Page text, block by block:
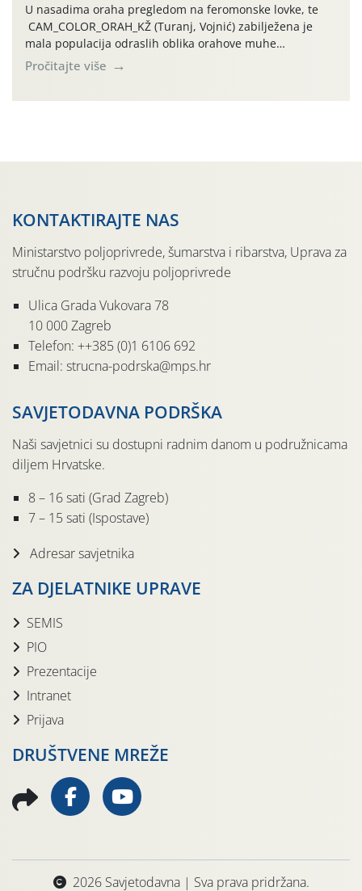
U nasadima oraha pregledom na feromonske lovke, te
CAM_COLOR_ORAH_KŽ (Turanj, Vojnić) zabilježena je
mala populacija odraslih oblika orahove muhe
(Rhagoletis completa). Niska brojnost može se objasniti
činjenicom da je riječ o mladim nasadima s vrlo malim
Pročitajte više
KONTAKTIRAJTE NAS
Ministarstvo poljoprivrede, šumarstva i ribarstva, Uprava za
stručnu podršku razvoju poljoprivrede
Ulica Grada Vukovara 78
10 000 Zagreb
Telefon: ++385 (0)1 6106 692
Email: strucna-podrska@mps.hr
SAVJETODAVNA PODRŠKA
Naši savjetnici su dostupni radnim danom u podružnicama
diljem Hrvatske.
8 – 16 sati (Grad Zagreb)
7 – 15 sati (Ispostave)
Adresar savjetnika
ZA DJELATNIKE UPRAVE
SEMIS
PIO
Prezentacije
Intranet
Prijava
DRUŠTVENE MREŽE
2026 Savjetodavna | Sva prava pridržana.